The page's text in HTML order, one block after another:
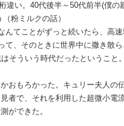
違い。40代後半～50代前半(僕
粉ミルクの話）
てことがずっと続いたら、高速
て、そのときに世界中に撒き散
そういう時代だったというこ
おもろかった。キュリー夫人の
者で、それを利用した超微小電
ができた。